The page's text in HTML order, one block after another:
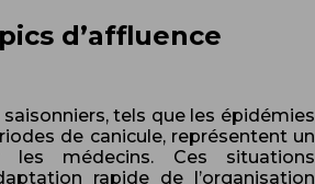
d’affluence
saisonniers, tels que les épidémies
de canicule, représentent un
médecins. Ces situations
rapide de l’organisation